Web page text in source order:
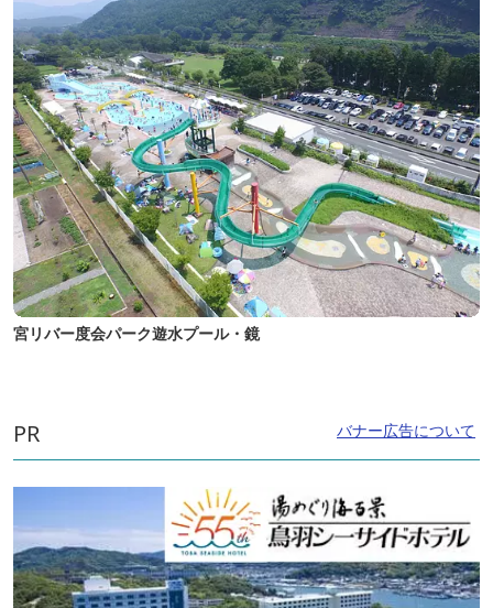
宮リバー度会パーク遊水プール・鏡
PR バナー広告について